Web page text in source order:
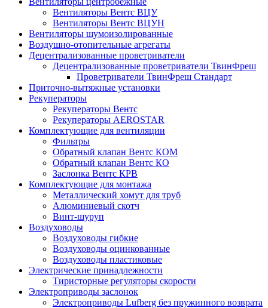
Вентиляторы Вентс ВЦУ
Вентиляторы Вентс ВЦУН
Вентиляторы шумоизолированные
Воздушно-отопительные агрегаты
Децентрализованные проветриватели
Децентрализованные проветриватели ТвинФреш
Проветриватели ТвинФреш Стандарт
Приточно-вытяжные установки
Рекуператоры
Рекуператоры Вентс
Рекуператоры AEROSTAR
Комплектующие для вентиляции
Фильтры
Обратный клапан Вентс КОМ
Обратный клапан Вентс КО
Заслонка Вентс КРВ
Комплектующие для монтажа
Металлический хомут для труб
Алюминиевый скотч
Винт-шуруп
Воздуховоды
Воздуховоды гибкие
Воздуховоды оцинкованные
Воздуховоды пластиковые
Электрические принадлежности
Тиристорные регуляторы скорости
Электроприводы заслонок
Электроприводы Lufberg без пружинного возврата